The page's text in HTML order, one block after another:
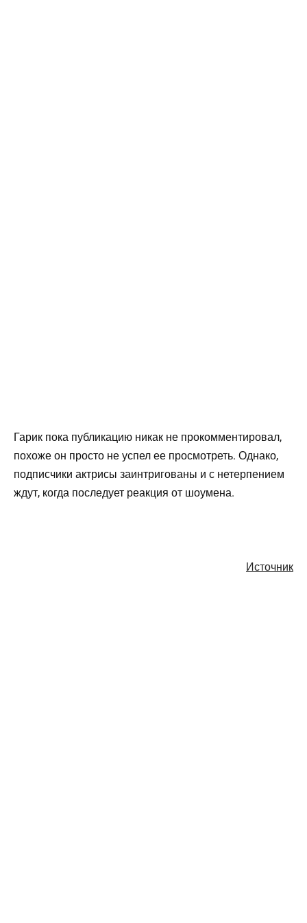
Гарик пока публикацию никак не прокомментировал,
похоже он просто не успел ее просмотреть. Однако,
подписчики актрисы заинтригованы и с нетерпением
ждут, когда последует реакция от шоумена.
Источник